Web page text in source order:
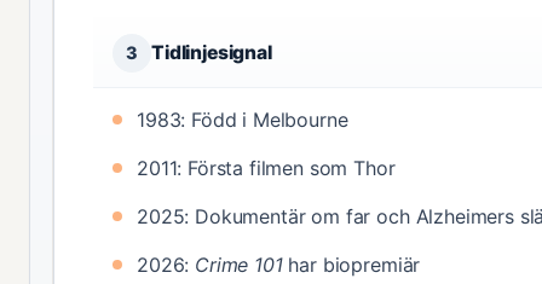
3 Tidlinjesignal
1983: Född i Melbourne
2011: Första filmen som Thor
2025: Dokumentär om far och Alzheimers
2026: Crime 101har biopremiär